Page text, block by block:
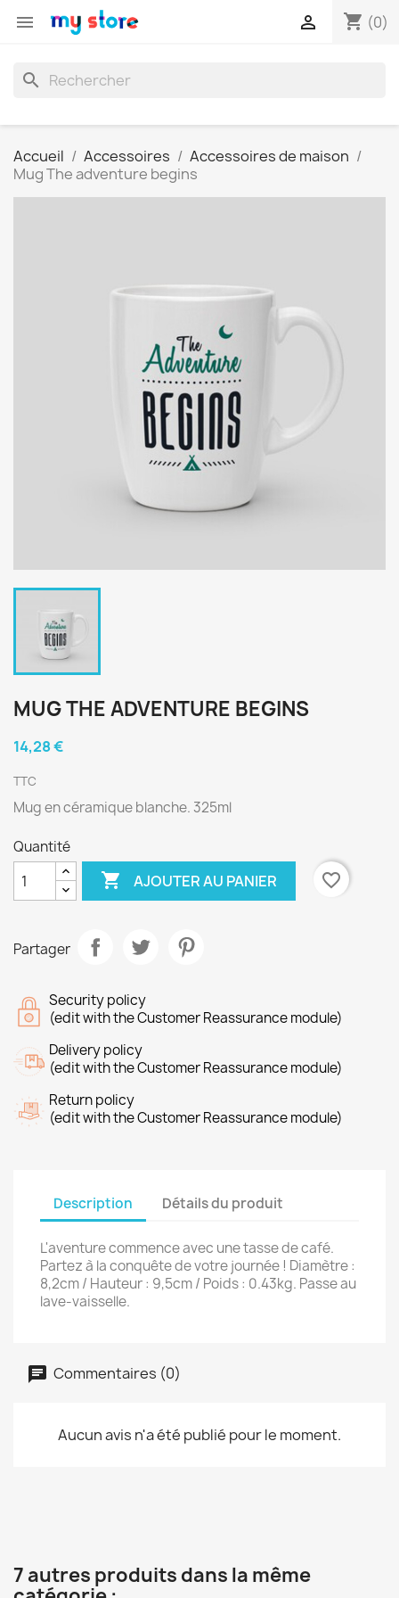
 shopping_cart (0)

search
Accueil Accessoires
Accessoires de maison
Mug The adventure begins
MUG THE ADVENTURE BEGINS
14,28 €
TTC
Mug en céramique blanche. 325ml
Quantité
 AJOUTER AU PANIER favorite_border
Partager
Security policy
(edit with the Customer Reassurance module)
Delivery policy
(edit with the Customer Reassurance module)
Return policy
(edit with the Customer Reassurance module)
Description Détails du produit
L'aventure commence avec une tasse de café.
Partez à la conquête de votre journée ! Diamètre :
8,2cm / Hauteur : 9,5cm / Poids : 0.43kg. Passe au
lave-vaisselle.
Commentaires (0)
Aucun avis n'a été publié pour le moment.
7 autres produits dans la même